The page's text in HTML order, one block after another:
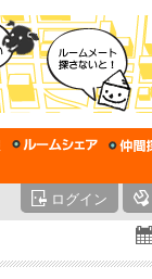
ログイン